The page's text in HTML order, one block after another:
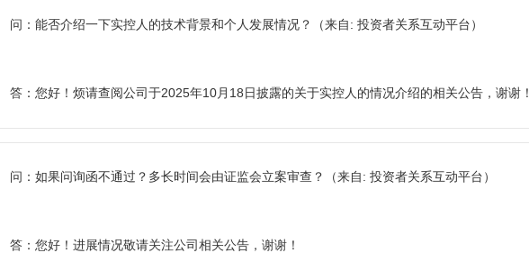
问： 能否介绍一下实控人的技术背景和个人发展情况？ （来自: 投资者关系互动平台）
答： 您好！烦请查阅公司于2025年10月18日披露的关于实控人的情况介绍的相关公告，谢谢！
问： 如果问询函不通过？多长时间会由证监会立案审查？ （来自: 投资者关系互动平台）
答： 您好！进展情况敬请关注公司相关公告，谢谢！